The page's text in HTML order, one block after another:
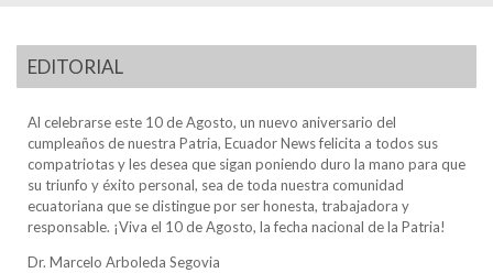
EDITORIAL
Al celebrarse este 10 de Agosto, un nuevo aniversario del
cumpleaños de nuestra Patria, Ecuador News felicita a todos sus
compatriotas y les desea que sigan poniendo duro la mano para que
su triunfo y éxito personal, sea de toda nuestra comunidad
ecuatoriana que se distingue por ser honesta, trabajadora y
responsable. ¡Viva el 10 de Agosto, la fecha nacional de la Patria!
Dr. Marcelo Arboleda Segovia